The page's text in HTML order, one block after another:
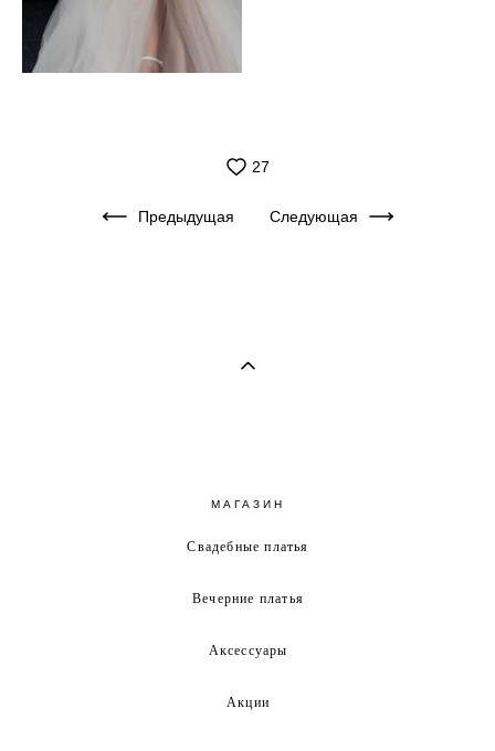
27
Предыдущая Следующая
МАГАЗИН
Свадебные платья
Вечерние платья
Аксессуары
Акции